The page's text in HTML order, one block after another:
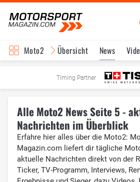
Moto2 Übersicht News
Timing Partner
Alle Moto2 News Seite 5 -
Nachrichten im Überblick
Erfahre hier alles über die Moto2:
Magazin.com liefert dir tägliche
aktuelle Nachrichten direkt von der
Ticker, TV-Programm, Interviews,